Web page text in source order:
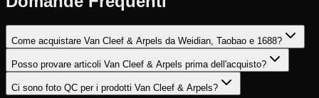
Come acquistare Van Cleef & Arpels da Weidian, Taobao e 1688?
Posso provare articoli Van Cleef & Arpels prima dell'acquisto?
Ci sono foto QC per i prodotti Van Cleef & Arpels?